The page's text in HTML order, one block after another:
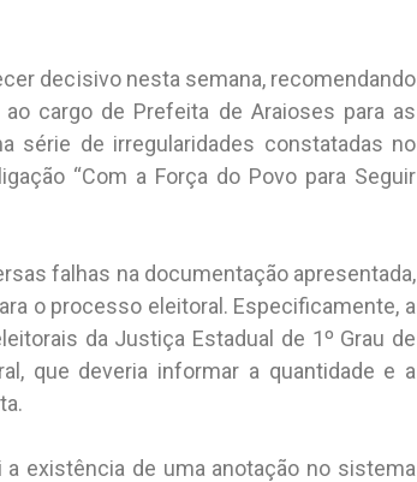
decisivo nesta semana, recomendando
cargo de Prefeita de Araioses para as
série de irregularidades constatadas no
“Com a Força do Povo para Seguir
falhas na documentação apresentada,
o processo eleitoral. Especificamente, a
da Justiça Estadual de 1º Grau de
que deveria informar a quantidade e a
existência de uma anotação no sistema